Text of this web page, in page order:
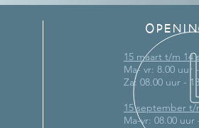
15 maart t/m 14
Ma- vr: 8.00 uur
Za: 08.00 uur -
15 september t/
Ma-vr: 08.00 uur